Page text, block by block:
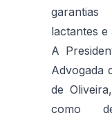
lactantes e
A
Advogada
de
como